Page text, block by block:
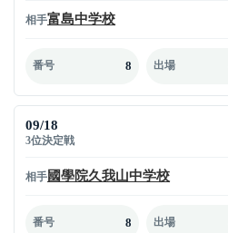
相手富島中学校
番号 8 出場
09/18
3位決定戦
相手國學院久我山中学校
番号 8 出場